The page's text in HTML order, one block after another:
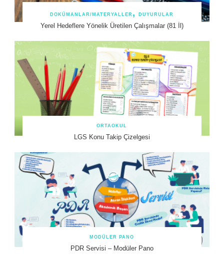
DOKÜMANLAR/MATERYALLER DUYURULAR
Yerel Hedeflere Yönelik Üretilen Çalışmalar (81 İl)
ORTAOKUL
LGS Konu Takip Çizelgesi
MODÜLER PANO
PDR Servisi – Modüler Pano